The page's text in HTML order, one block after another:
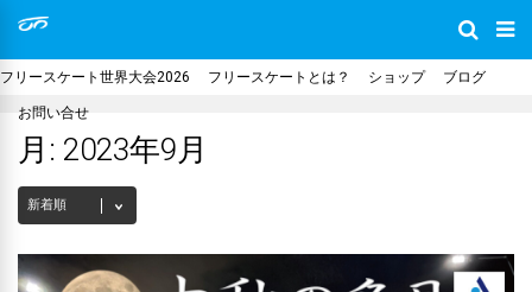
フリースケート世界大会2026 フリースケートとは？ ショップ ブログ
お問い合せ
月: 2023年9月